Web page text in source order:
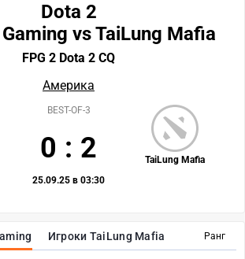
Ранг
Игроки TaiLung Mafia
Dota 2
vs TaiLung Mafia
FPG 2 Dota 2 CQ
Америка
TaiLung Mafia
BEST-OF-3
0 : 2
25.09.25 в 03:30